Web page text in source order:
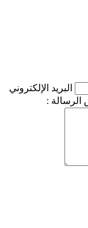
البريد الإلكتروني
الرسالة :